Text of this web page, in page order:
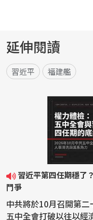
延伸閱讀
習近平 福建艦
習近平第四任期穩了？從五中全會解析中共新一波權力
鬥爭
中共將於10月召開第
五中全會打破以往以經